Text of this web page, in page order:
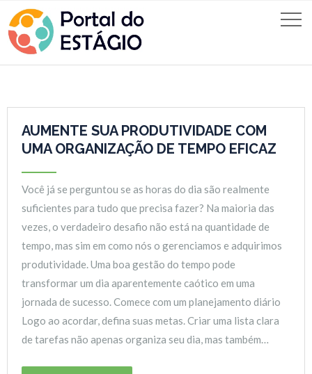
AUMENTE SUA PRODUTIVIDADE COM
UMA ORGANIZAÇÃO DE TEMPO EFICAZ
Você já se perguntou se as horas do dia são realmente
suficientes para tudo que precisa fazer? Na maioria das
vezes, o verdadeiro desafio não está na quantidade de
tempo, mas sim em como nós o gerenciamos e adquirimos
produtividade. Uma boa gestão do tempo pode
transformar um dia aparentemente caótico em uma
jornada de sucesso. Comece com um planejamento diário
Logo ao acordar, defina suas metas. Criar uma lista clara
de tarefas não apenas organiza seu dia, mas também…